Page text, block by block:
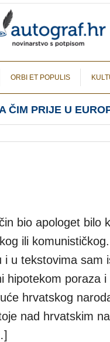
ORBI ET POPULIS
ČIM PRIJE U
bio apologet bilo
ili
i u tekstovima sam
hipotekom poraza i
hrvatskog
nad hrvatskim